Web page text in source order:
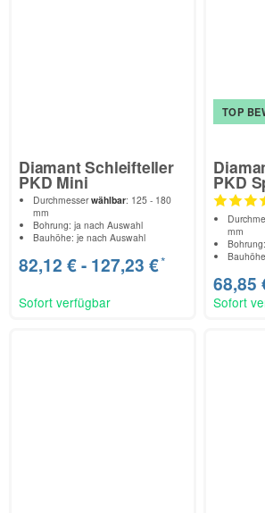
Diamant Schleifteller
PKD Mini
Durchmesserwählbar: 125 - 180
mm
Bohrung: ja nach Auswahl
Bauhöhe: je nach Auswahl
82,12 € - 127,23 €*
Sofort verfügbar
TOP
PKD
mm
68,85
Sofort